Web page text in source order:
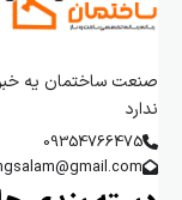
صنعت ساختمان یه
ندارد
09354766475